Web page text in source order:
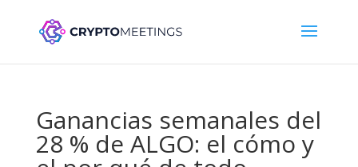
Ganancias semanales del
28 % de ALGO: el cómo y